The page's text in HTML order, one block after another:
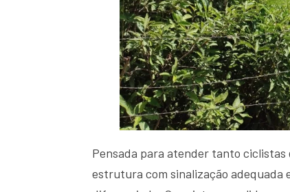
Pensada para atender tanto
estrutura com sinalização adequada